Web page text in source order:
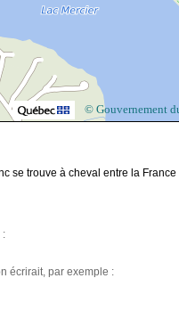
© Gouvernement
se trouve à cheval entre la France
:
écrirait, par exemple :